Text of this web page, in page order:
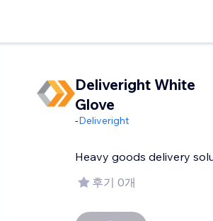
Deliveright White
Glove
-Deliveright
Heavy goods delivery
후기 0개